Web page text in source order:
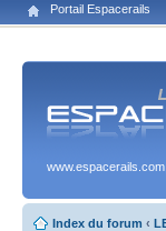
Portail Espacerails
Index du forum ‹